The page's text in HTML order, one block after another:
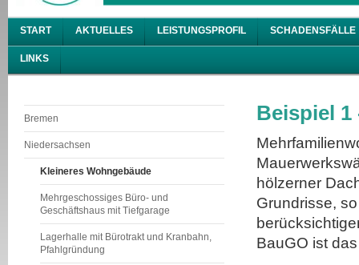
START AKTUELLES LEISTUNGSPROFIL SCHADENSFÄLLE
LINKS
Bremen
Niedersachsen
Kleineres Wohngebäude
Mehrgeschossiges Büro- und
Geschäftshaus mit Tiefgarage
Lagerhalle mit Bürotrakt und Kranbahn,
Pfahlgründung
Beispiel 1
hölzerner
Grundrisse,
BauGO ist